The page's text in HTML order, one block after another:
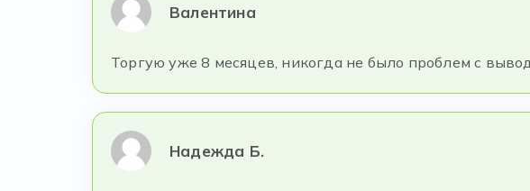
Валентина
Торгую уже 8 месяцев, никогда не было проблем с
Надежда Б.